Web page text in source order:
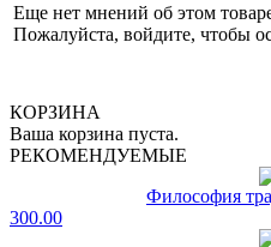
Еще нет мнений об этом
Пожалуйста, войдите, чтобы
КОРЗИНА
Ваша корзина пуста.
РЕКОМЕНДУЕМЫЕ
Философия
300.00